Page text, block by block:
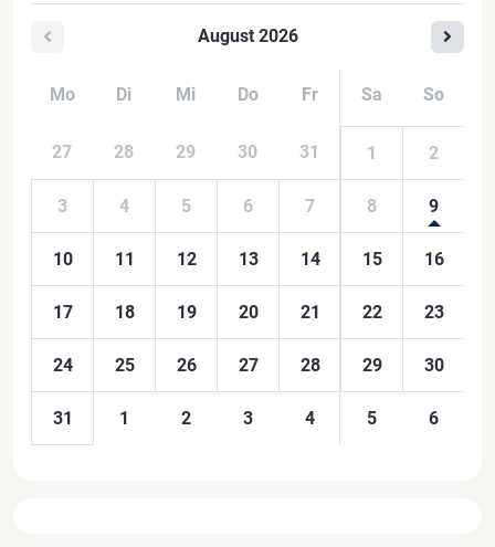
August 2026
Mo Di Mi Do Fr Sa So
27 28 29 30 31 1 2
3 4 5 6 7 8 9
10 11 12 13 14 15 16
17 18 19 20 21 22 23
24 25 26 27 28 29 30
31 1 2 3 4 5 6